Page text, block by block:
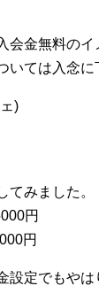
会金無料の
いては入念に
)
てみました。
円
円
設定でもや